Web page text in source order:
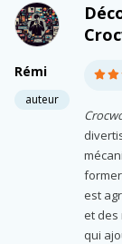
Rémi
auteur
est
et des
qui